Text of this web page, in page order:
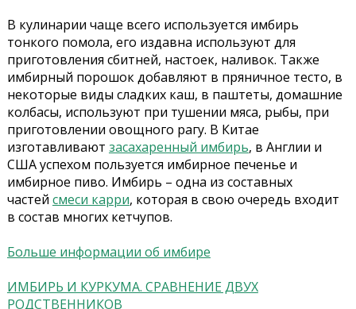
В кулинарии чаще всего используется имбирь
тонкого помола, его издавна используют для
приготовления сбитней, настоек, наливок. Также
имбирный порошок добавляют в пряничное тесто, в
некоторые виды сладких каш, в паштеты, домашние
колбасы, используют при тушении мяса, рыбы, при
приготовлении овощного рагу. В Китае
изготавливают засахаренный имбирь, в Англии и
США успехом пользуется имбирное печенье и
имбирное пиво. Имбирь – одна из составных
частей смеси карри, которая в свою очередь входит
в состав многих кетчупов.
Больше информации об имбире
ИМБИРЬ И КУРКУМА. СРАВНЕНИЕ ДВУХ
РОДСТВЕННИКОВ